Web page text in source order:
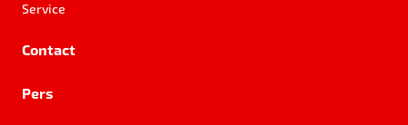
Service
Contact
Pers